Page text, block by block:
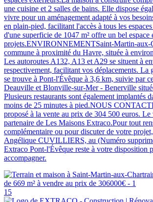
une cuisine et 2 salles de bains. Elle dispose
vivre pour un aménagement adapté à vos
en plain-pied, facilitant l'accès à tous les
d'une superficie de 1047 m² offre un bel espace
projets.ENVIRONNEMENTSaint-Martin-aux-
commune à proximité du Havre, située à
Les autoroutes A132, A13 et A29 se situent à
respectivement, facilitant vos déplacements. La
se trouve à Pont-l'Évêque à 3,6 km, suivie par
Deauville et Blonville-sur-Mer - Benerville
Plusieurs restaurants sont également implantés
moins de 25 minutes à pied.NOUS
proposé à la vente au prix de 304 500 euros. Le
partenaire de Les Maisons Extraco.Pour tout
complémentaire ou pour discuter de votre
Angélique CUVILLIERS, au (Numéro
Extraco Pont-l'Évêque reste à votre disposition
accompagner.
15